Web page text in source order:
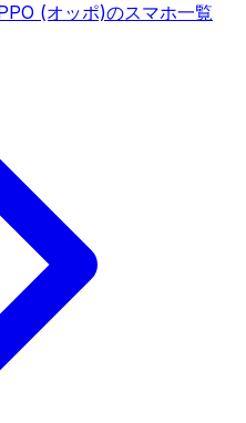
(オッポ)のスマホ一覧